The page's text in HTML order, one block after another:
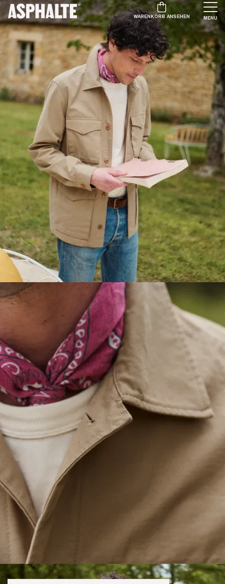
WARENKORB ANSEHEN MENU